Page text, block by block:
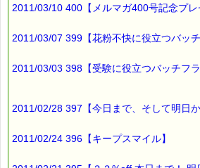
2011/03/10 400【メルマガ400号記念プレ
2011/03/07 399【花粉不快に役立つバッチ
2011/03/03 398【受験に役立つバッチフラ
2011/02/28 397【今日まで、そして明日か
2011/02/24 396【キープスマイル】